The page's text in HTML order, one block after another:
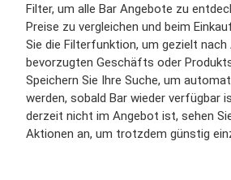
Filter, um alle Bar Angebote zu
Preise zu vergleichen und beim
Sie die Filterfunktion, um gezielt nach
bevorzugten Geschäfts oder
Speichern Sie Ihre Suche, um
werden, sobald Bar wieder verfügbar
derzeit nicht im Angebot ist, sehen
Aktionen an, um trotzdem günstig